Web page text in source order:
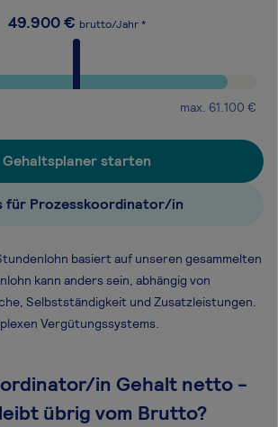
49.900€ brutto/Jahr *
max. 61.100 €
Gehaltsplaner starten
für Prozesskoordinator/in
basiert auf unseren gesammelten
kann anders sein, abhängig von
Selbstständigkeit und Zusatzleistungen.
Vergütungssystems.
in Gehalt netto -
übrig vom Brutto?